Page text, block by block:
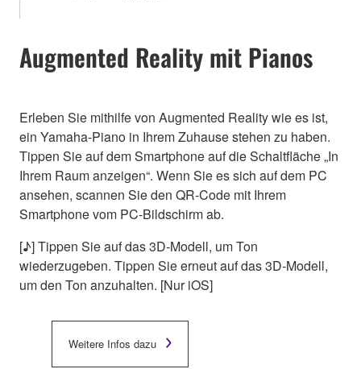
Augmented Reality mit Pianos
Erleben Sie mithilfe von Augmented Reality wie es ist,
ein Yamaha-Piano in Ihrem Zuhause stehen zu haben.
Tippen Sie auf dem Smartphone auf die Schaltfläche „In
Ihrem Raum anzeigen“. Wenn Sie es sich auf dem PC
ansehen, scannen Sie den QR-Code mit Ihrem
Smartphone vom PC-Bildschirm ab.
[♪] Tippen Sie auf das 3D-Modell, um Ton
wiederzugeben. Tippen Sie erneut auf das 3D-Modell,
um den Ton anzuhalten. [Nur iOS]
Weitere Infos dazu